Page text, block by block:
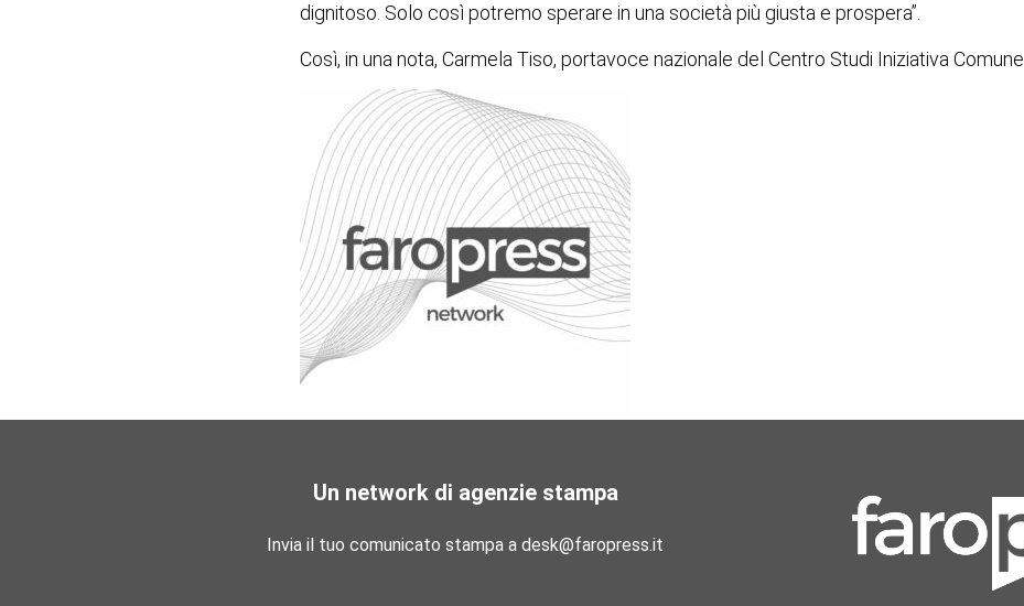
dignitoso. Solo così potremo sperare in una società più giusta e prospera”.
Così, in una nota, Carmela Tiso, portavoce nazionale del Centro Studi Iniziativa Comune.
Un network di agenzie stampa
Invia il tuo comunicato stampa a desk@faropress.it